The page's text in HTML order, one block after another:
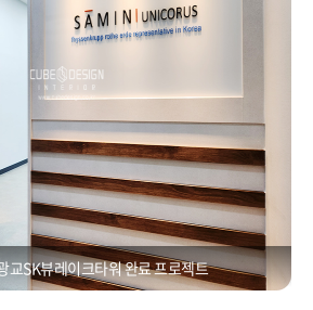
교SK뷰레이크타워 완료 프로젝트